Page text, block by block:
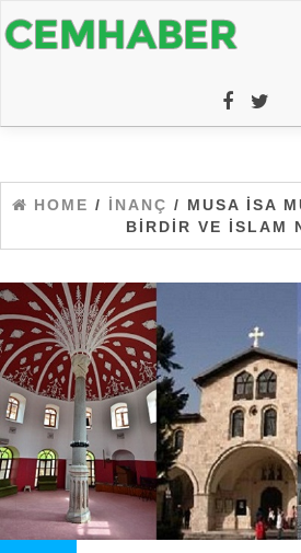
HOME / İNANÇ / MUSA İSA
BIRDIR VE İSLAM